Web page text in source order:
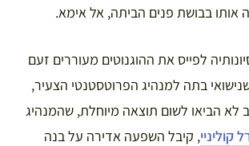
אותו בבושת פנים הביתה, אל אימא.
לפייס את ההוגנוטים מעוררים זעם
בתה למנהיג הפרוטסטנטי הצעיר,
לא הביאו לשום תוצאה מיוחלת, שהמנהיג
קוליניי, קיבל השפעה אדירה על בנה